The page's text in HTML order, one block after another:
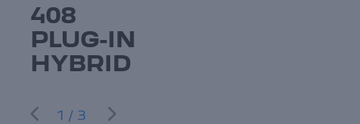
408
PLUG-IN
HYBRID
1/3